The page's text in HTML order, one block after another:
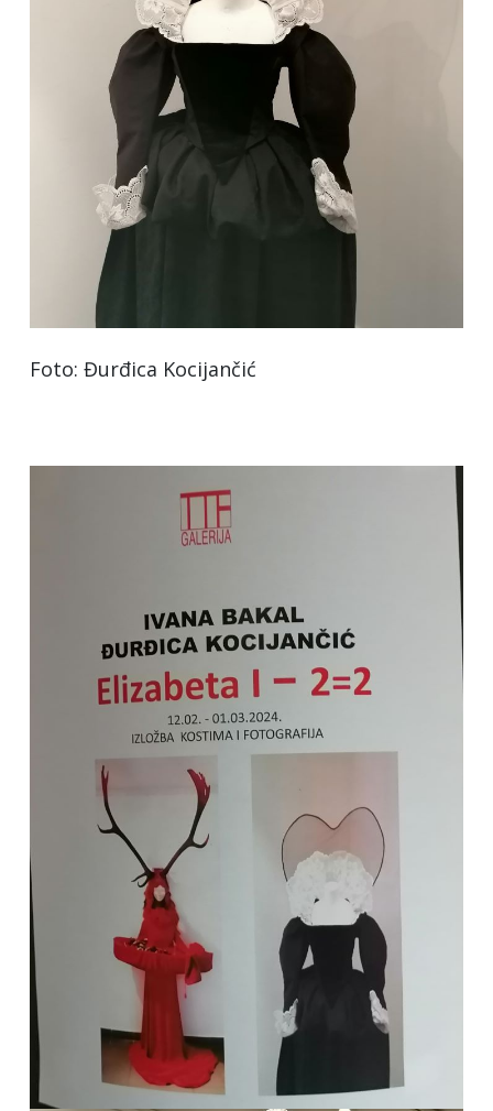
Foto: Đurđica Kocijančić